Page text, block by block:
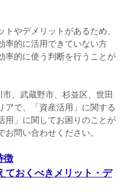
やデメリットがあるため、
率的に活用できていない方
率的に使う判断を行うことが
、武蔵野市、杉並区、世田
アで、「資産活用」に関する
用」に関してお困りのことが
問い合わせください。
徴
ておくべきメリット・デ